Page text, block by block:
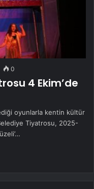
0
4 Ekim’de
oyunlarla kentin kültür
Tiyatrosu, 2025-